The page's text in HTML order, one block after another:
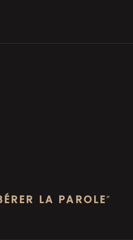
LA PAROLE”